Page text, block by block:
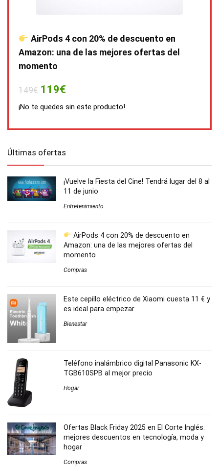
AirPods 4 con 20% de descuento en
Amazon: una de las mejores ofertas del
momento
149€ 119€
¡No te quedes sin este producto!
Últimas ofertas
¡Vuelve la Fiesta del Cine! Tendrá lugar del 8 al
11 de junio
Entretenimiento
AirPods 4 con 20% de descuento en
Amazon: una de las mejores ofertas del
momento
Compras
Este cepillo eléctrico de Xiaomi cuesta 11 € y
es ideal para empezar
Bienestar
Teléfono inalámbrico digital Panasonic KX-
TGB610SPB al mejor precio
Hogar
Ofertas Black Friday 2025 en El Corte Inglés:
mejores descuentos en tecnología, moda y
hogar
Compras